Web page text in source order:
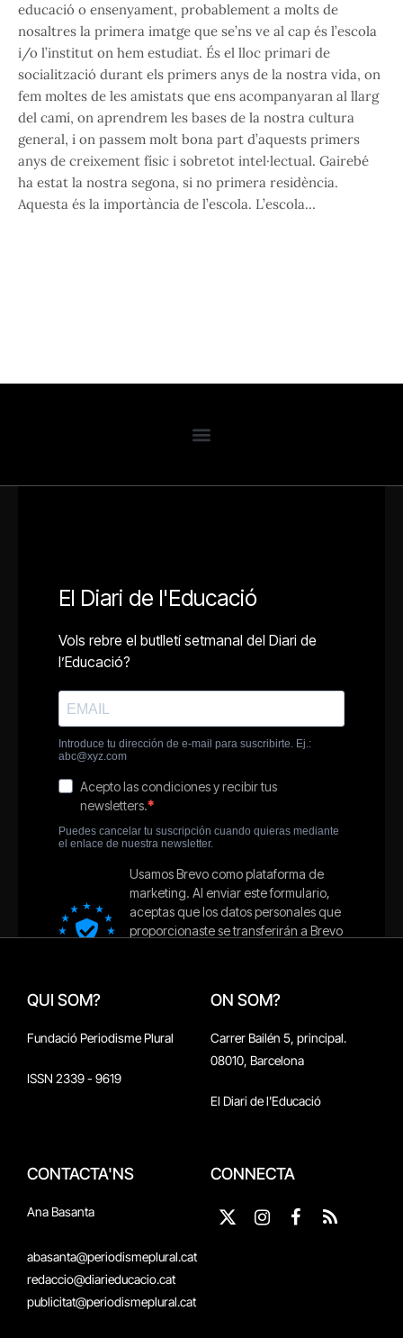
educació o ensenyament, probablement a molts de
nosaltres la primera imatge que se’ns ve al cap és l’escola
i/o l’institut on hem estudiat. És el lloc primari de
socialització durant els primers anys de la nostra vida, on
fem moltes de les amistats que ens acompanyaran al llarg
del camí, on aprendrem les bases de la nostra cultura
general, i on passem molt bona part d’aquests primers
anys de creixement físic i sobretot intel·lectual. Gairebé
ha estat la nostra segona, si no primera residència.
Aquesta és la importància de l’escola. L’escola…
QUI SOM?
Fundació Periodisme Plural
ISSN 2339 - 9619
ON SOM?
Carrer Bailén 5, principal.
08010, Barcelona
El Diari de l'Educació
CONTACTA'NS
Ana Basanta
abasanta@periodismeplural.cat
redaccio@diarieducacio.cat
publicitat@periodismeplural.cat
CONNECTA
X
Instagram
Facebook
RSS